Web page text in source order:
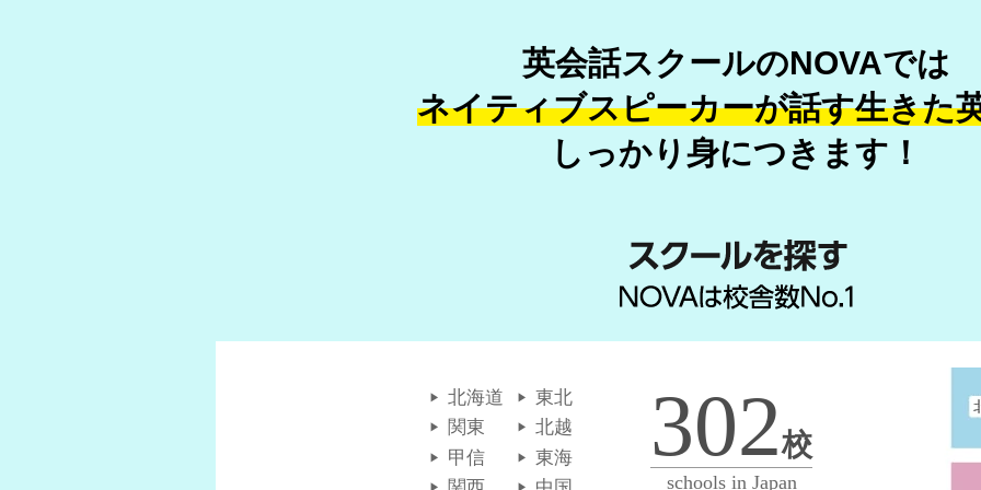
英会話スクールのNOVAでは
ネイティブスピーカーが話す生きた
しっかり身につきます！
北海道
東北
関東
北越
甲信
東海
302校
schools in Japan